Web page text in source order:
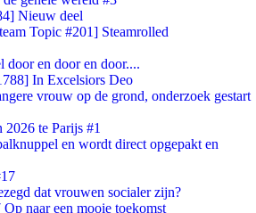
Nieuw deel
Topic #201] Steamrolled
door en door en door....
In Excelsiors Deo
vrouw op de grond, onderzoek gestart
te Parijs #1
en wordt direct opgepakt en
dat vrouwen socialer zijn?
naar een mooie toekomst